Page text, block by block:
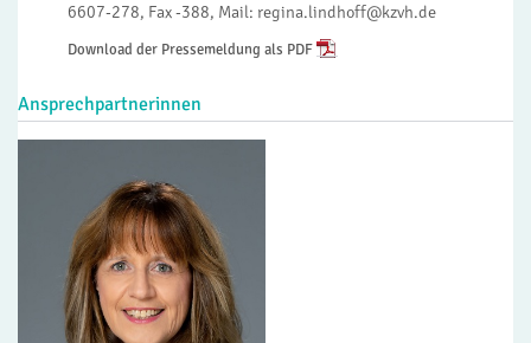
6607-278, Fax -388, Mail: regina.lindhoff@kzvh.de
Download der Pressemeldung als PDF
Ansprechpartnerinnen